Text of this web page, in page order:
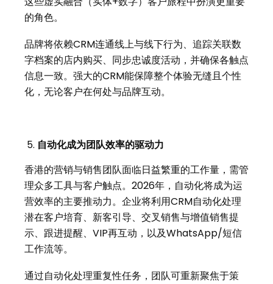
的角色。
品牌将依赖CRM连通线上与线下行为、追踪关联数
字档案的店内购买、同步忠诚度活动，并确保各触点
信息一致。强大的CRM能保障整个体验无缝且个性
化，无论客户在何处与品牌互动。
自动化成为团队效率的驱动力
香港的营销与销售团队面临日益繁重的工作量，需管
理众多工具与客户触点。2026年，自动化将成为运
营效率的主要推动力。企业将利用CRM自动化处理
潜在客户培育、新客引导、交叉销售与增值销售提
示、跟进提醒、VIP再互动，以及WhatsApp/短信
工作流等。
通过自动化处理重复性任务，团队可重新聚焦于策